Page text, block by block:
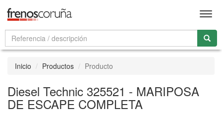
Inicio Productos Producto
Diesel Technic 325521 - MARIPOSA
DE ESCAPE COMPLETA